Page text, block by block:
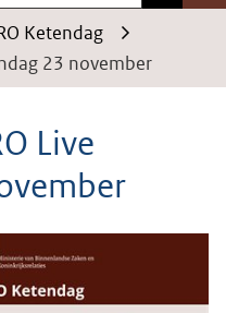
Ketendag
23 november
Live